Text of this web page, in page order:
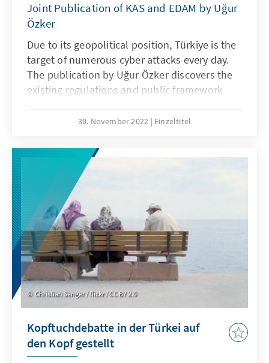
Joint Publication of KAS and EDAM by Uğur
Özker
Due to its geopolitical position, Türkiye is the
target of numerous cyber attacks every day.
The publication by Uğur Özker discovers the
existing regulations and public framework
evaluation as a way-ahead.
30. November 2022 Einzeltitel
Christian Senger / flickr / CC BY 2.0
Kopftuchdebatte in der Türkei auf
den Kopf gestellt